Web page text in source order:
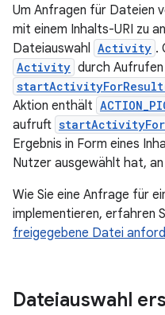
Um Anfragen für Dateien
mit einem Inhalts-URI zu
Dateiauswahl Activity .
Activity durch
Aktion enthält
aufruft
Ergebnis in Form eines
Nutzer ausgewählt hat,
Wie Sie eine Anfrage für
implementieren, erfahren
freigegebene Datei
Dateiauswahl